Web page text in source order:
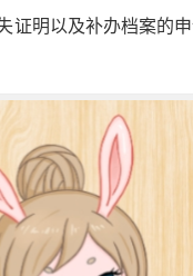
证明以及补办档案的